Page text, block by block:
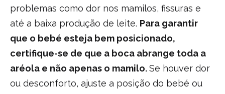
problemas como dor nos mamilos, fissuras e
até a baixa produção de leite. Para garantir
que o bebé esteja bem posicionado,
certifique-se de que a boca abrange toda a
aréola e não apenas o mamilo.Se houver dor
ou desconforto, ajuste a posição do bebé ou